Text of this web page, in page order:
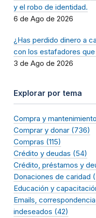
y el robo de identidad.
6 de Ago de 2026
¿Has perdido dinero a
con los estafadores
3 de Ago de 2026
Explorar por tema
Compra y
Comprar y donar (736)
Compras (115)
Crédito y deudas (54)
Crédito, préstamos y
Donaciones de caridad
Educación y
Emails,
indeseados (42)